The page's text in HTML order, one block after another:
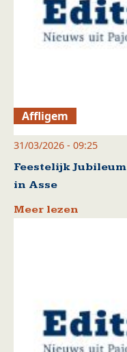
Affligem
31/03/2026 - 09:25
Feestelijk
in Asse
Meer lezen